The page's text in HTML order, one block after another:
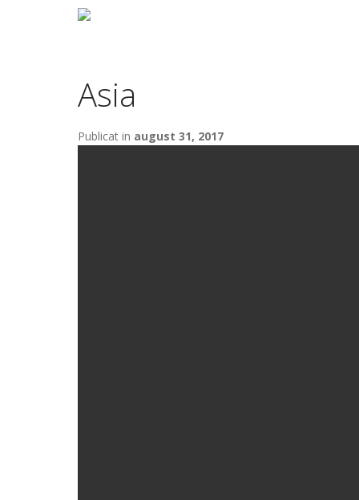
Asia
Publicat in august 31, 2017